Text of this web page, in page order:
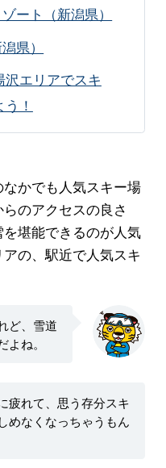
ート（新潟県）
県）
エリアでスキ
！
かでも人気スキー場
のアクセスの良さ
堪能できるのが人気
の、駅近で人気スキ
ど、雪道
ね。
疲れて、思う存分スキ
めなくなっちゃうもん